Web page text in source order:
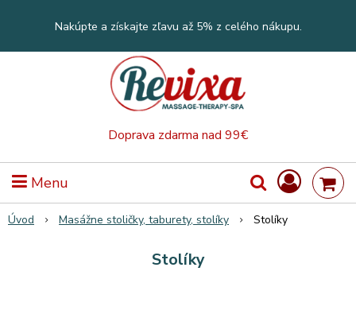
Doprava zdarma nad 99€
Nakúpte a získajte zľavu až 5% z celého nákupu.
Menu
Úvod Masážne stoličky, taburety, stolíky Stolíky
Stolíky